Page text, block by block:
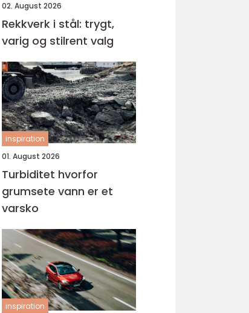
02. August 2026
Rekkverk i stål: trygt,
varig og stilrent valg
inspiration
01. August 2026
Turbiditet hvorfor
grumsete vann er et
varsko
inspiration